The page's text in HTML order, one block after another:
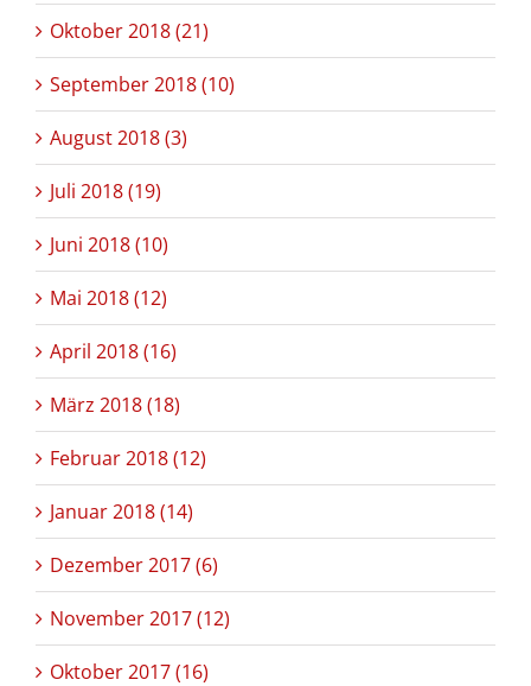
Oktober 2018 (21)
September 2018 (10)
August 2018 (3)
Juli 2018 (19)
Juni 2018 (10)
Mai 2018 (12)
April 2018 (16)
März 2018 (18)
Februar 2018 (12)
Januar 2018 (14)
Dezember 2017 (6)
November 2017 (12)
Oktober 2017 (16)